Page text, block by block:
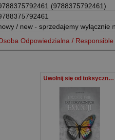
(9788375792461)
/ new - sprzedajemy wyłącznie
Odpowiedzialna / Responsible
Uwolnij się od toksycznych emocji